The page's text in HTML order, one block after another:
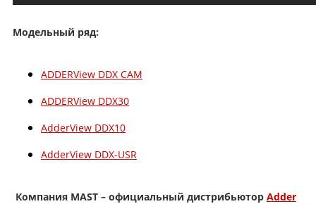
Модельный ряд:
ADDERView DDX CAM
ADDERView DDX30
AdderView DDX10
AdderView DDX-USR
Компания MAST – официальный дистрибьютор Adder